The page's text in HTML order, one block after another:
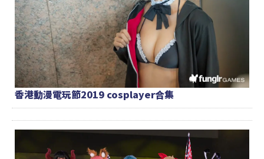
香港動漫電玩節2019 cosplayer合集